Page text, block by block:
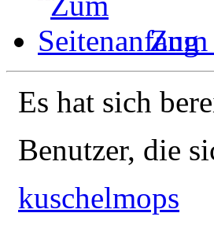
Zum
Es hat sich
Benutzer, die
kuschelmops